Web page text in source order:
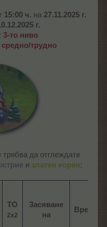
15:00 ч. на 27.11.2025 г.
г.
3-то ниво
средно/трудно
да отглеждате
и златен корен:​
ТО
2х2
Засяване
на
Време